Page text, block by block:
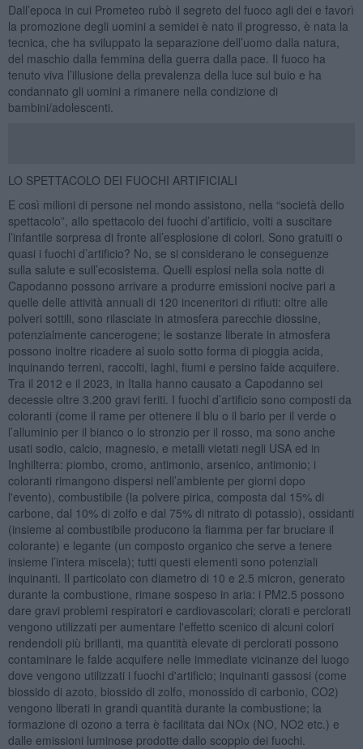
Dall’epoca in cui Prometeo rubò il segreto del fuoco agli dei e favorì
la promozione degli uomini a semidei è nato il progresso, è nata la
tecnica, che ha sviluppato la separazione dell’uomo dalla natura,
del maschio dalla femmina della guerra dalla pace. Il fuoco ha
tenuto viva l’illusione della prevalenza della luce sul buio e ha
condannato gli uomini a rimanere nella condizione di
bambini/adolescenti.
LO SPETTACOLO DEI FUOCHI ARTIFICIALI
E così milioni di persone nel mondo assistono, nella “società dello
spettacolo”, allo spettacolo dei fuochi d’artificio, volti a suscitare
l’infantile sorpresa di fronte all’esplosione di colori. Sono gratuiti o
quasi i fuochi d’artificio? No, se si considerano le conseguenze
sulla salute e sull’ecosistema. Quelli esplosi nella sola notte di
Capodanno possono arrivare a produrre emissioni nocive pari a
quelle delle attività annuali di 120 inceneritori di rifiuti: oltre alle
polveri sottili, sono rilasciate in atmosfera parecchie diossine,
potenzialmente cancerogene; le sostanze liberate in atmosfera
possono inoltre ricadere al suolo sotto forma di pioggia acida,
inquinando terreni, raccolti, laghi, fiumi e persino falde acquifere.
Tra il 2012 e il 2023, in Italia hanno causato a Capodanno sei
decessie oltre 3.200 gravi feriti. I fuochi d’artificio sono composti da
coloranti (come il rame per ottenere il blu o il bario per il verde o
l’alluminio per il bianco o lo stronzio per il rosso, ma sono anche
usati sodio, calcio, magnesio, e metalli vietati negli USA ed in
Inghilterra: piombo, cromo, antimonio, arsenico, antimonio; i
coloranti rimangono dispersi nell’ambiente per giorni dopo
l'evento), combustibile (la polvere pirica, composta dal 15% di
carbone, dal 10% di zolfo e dal 75% di nitrato di potassio), ossidanti
(insieme al combustibile producono la fiamma per far bruciare il
colorante) e legante (un composto organico che serve a tenere
insieme l’intera miscela); tutti questi elementi sono potenziali
inquinanti. Il particolato con diametro di 10 e 2.5 micron, generato
durante la combustione, rimane sospeso in aria: i PM2.5 possono
dare gravi problemi respiratori e cardiovascolari; clorati e perclorati
vengono utilizzati per aumentare l'effetto scenico di alcuni colori
rendendoli più brillanti, ma quantità elevate di perclorati possono
contaminare le falde acquifere nelle immediate vicinanze del luogo
dove vengono utilizzati i fuochi d'artificio; inquinanti gassosi (come
biossido di azoto, biossido di zolfo, monossido di carbonio, CO2)
vengono liberati in grandi quantità durante la combustione; la
formazione di ozono a terra è facilitata dai NOx (NO, NO2 etc.) e
dalle emissioni luminose prodotte dallo scoppio dei fuochi.